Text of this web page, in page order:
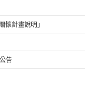
懷計畫說明」
告